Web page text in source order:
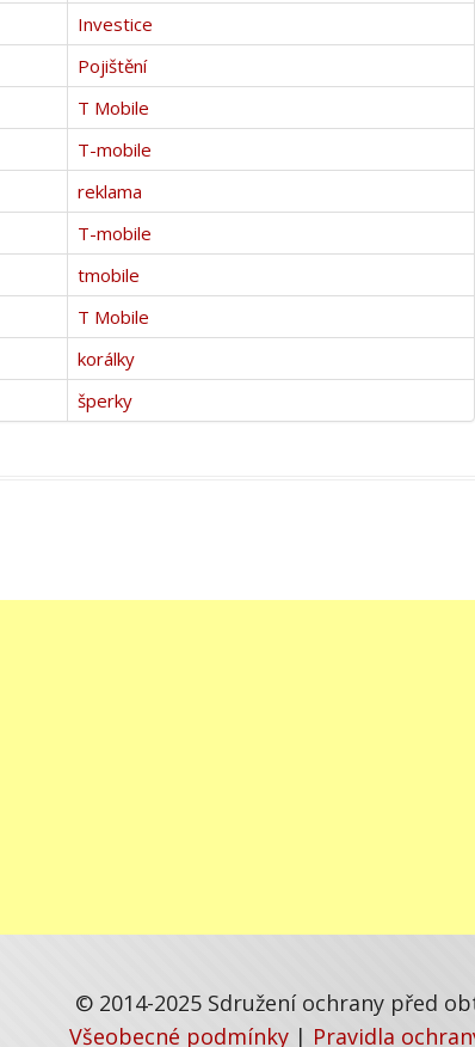
Investice
Pojištění
T Mobile
T-mobile
reklama
T-mobile
tmobile
T Mobile
korálky
šperky
© 2014-2025 Sdružení ochrany před
Všeobecné podmínky | Pravidla